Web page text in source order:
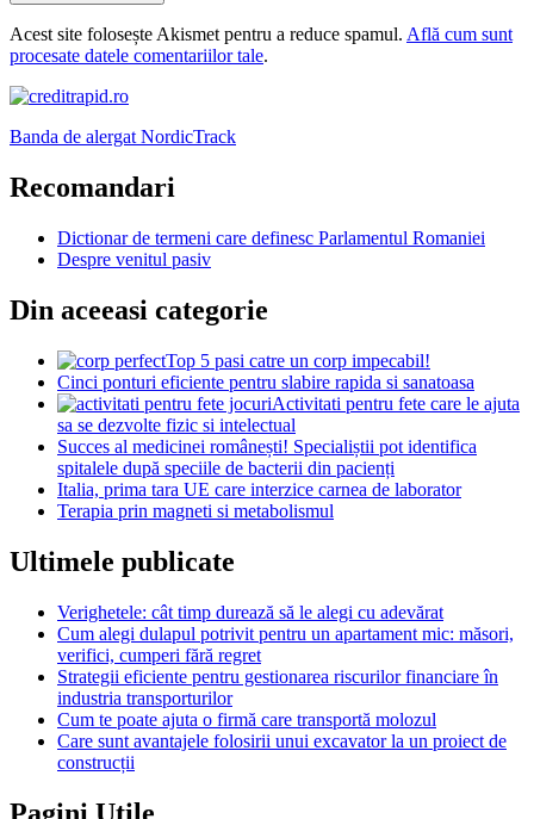
Acest site folosește Akismet pentru a reduce spamul. Află cum sunt
procesate datele comentariilor tale.
Banda de alergat NordicTrack
Recomandari
Dictionar de termeni care definesc Parlamentul Romaniei
Despre venitul pasiv
Din aceeasi categorie
Top 5 pasi catre un corp impecabil!
Cinci ponturi eficiente pentru slabire rapida si sanatoasa
Activitati pentru fete care le ajuta
sa se dezvolte fizic si intelectual
Succes al medicinei românești! Specialiștii pot identifica
spitalele după speciile de bacterii din pacienți
Italia, prima tara UE care interzice carnea de laborator
Terapia prin magneti si metabolismul
Ultimele publicate
Verighetele: cât timp durează să le alegi cu adevărat
Cum alegi dulapul potrivit pentru un apartament mic: măsori,
verifici, cumperi fără regret
Strategii eficiente pentru gestionarea riscurilor financiare în
industria transporturilor
Cum te poate ajuta o firmă care transportă molozul
Care sunt avantajele folosirii unui excavator la un proiect de
construcții
Pagini Utile